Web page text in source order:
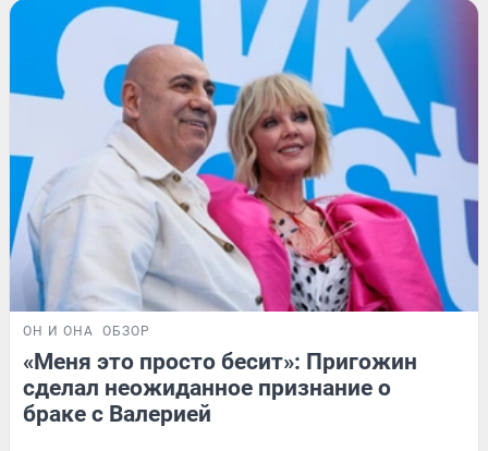
ОН И ОНА ОБЗОР
«Меня это просто бесит»: Пригожин
сделал неожиданное признание о
браке с Валерией